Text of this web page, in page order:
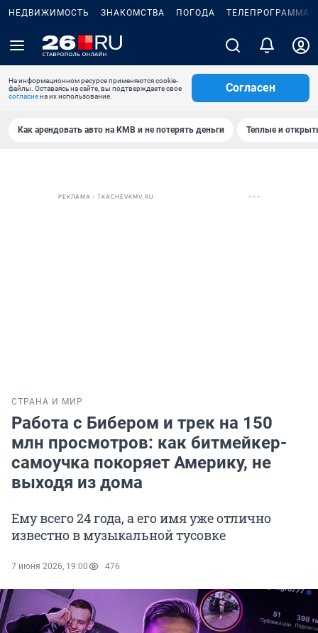
НЕДВИЖИМОСТЬ ЗНАКОМСТВА ПОГОДА ТЕЛЕПРОГРАММА
На информационном ресурсе применяются cookie-
файлы. Оставаясь на сайте, вы подтверждаете свое
согласиена их использование.
Согласен
Как арендовать авто на КМВ и не потерять деньги Теплые и
РЕКЛАМА • TKACHEVKMV.RU
СТРАНА И МИР
Работа с Бибером и трек на 150
млн просмотров: как битмейкер-
самоучка покоряет Америку, не
выходя из дома
Ему всего 24 года, а его имя уже отлично
известно в музыкальной тусовке
7 июня 2026, 19:00 476